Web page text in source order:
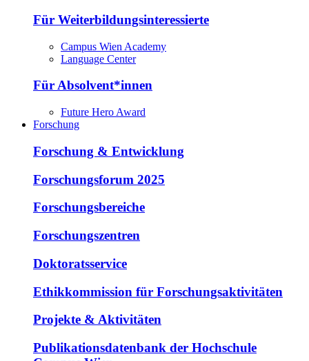
Für Weiterbildungsinteressierte
Campus Wien Academy
Language Center
Für Absolvent*innen
Future Hero Award
Forschung
Forschung & Entwicklung
Forschungsforum 2025
Forschungsbereiche
Forschungszentren
Doktoratsservice
Ethikkommission für Forschungsaktivitäten
Projekte & Aktivitäten
Publikationsdatenbank der Hochschule